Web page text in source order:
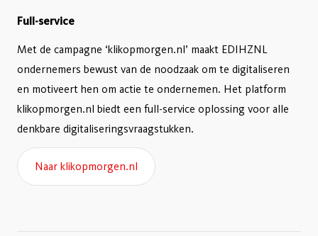
Full-service
Met de campagne ‘klikopmorgen.nl’ maakt EDIHZNL
ondernemers bewust van de noodzaak om te digitaliseren
en motiveert hen om actie te ondernemen. Het platform
klikopmorgen.nl biedt een full-service oplossing voor alle
denkbare digitaliseringsvraagstukken.
Naar klikopmorgen.nl